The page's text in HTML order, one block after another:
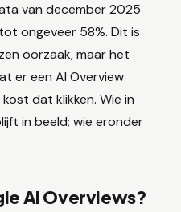
van december 2025
ongeveer 58%. Dit is
oorzaak, maar het
er een AI Overview
dat klikken. Wie in
in beeld; wie eronder
AI Overviews?